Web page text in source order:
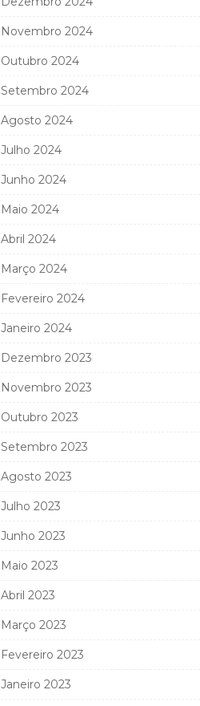
Novembro 2024
Outubro 2024
Setembro 2024
Agosto 2024
Julho 2024
Junho 2024
Maio 2024
Abril 2024
Março 2024
Fevereiro 2024
Janeiro 2024
Dezembro 2023
Novembro 2023
Outubro 2023
Setembro 2023
Agosto 2023
Julho 2023
Junho 2023
Maio 2023
Abril 2023
Março 2023
Fevereiro 2023
Janeiro 2023